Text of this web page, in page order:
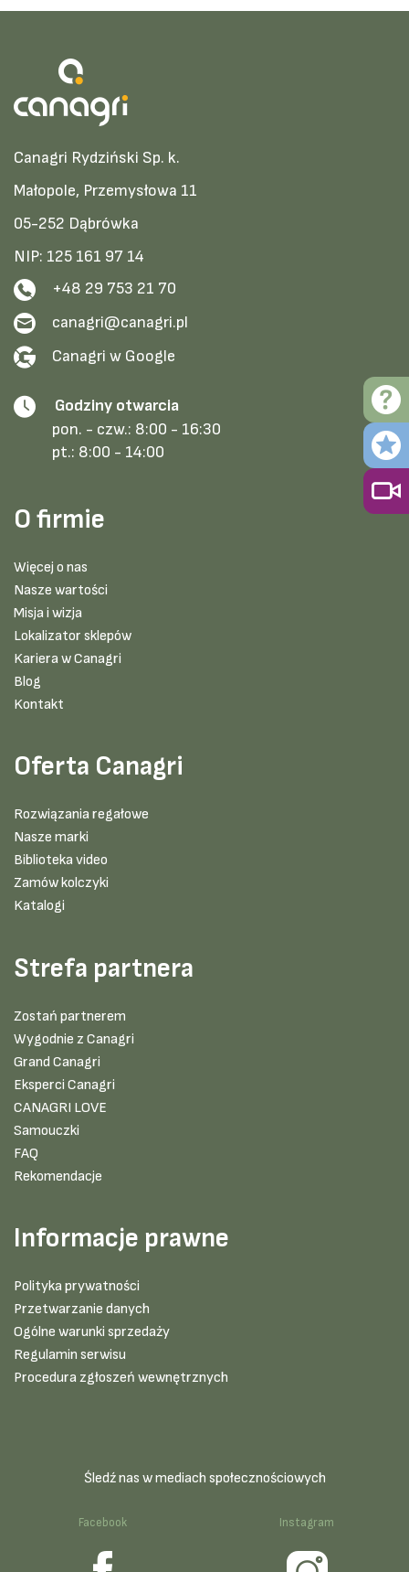
Canagri Rydziński Sp. k.
Małopole, Przemysłowa 11
05-252 Dąbrówka
NIP: 125 161 97 14
+48 29 753 21 70
canagri@canagri.pl
Canagri w Google
Godziny otwarcia
pon. - czw.: 8:00 - 16:30
pt.: 8:00 - 14:00
O firmie
Więcej o nas
Nasze wartości
Misja i wizja
Lokalizator sklepów
Kariera w Canagri
Blog
Kontakt
Oferta Canagri
Rozwiązania regałowe
Nasze marki
Biblioteka video
Zamów kolczyki
Katalogi
Strefa partnera
Zostań partnerem
Wygodnie z Canagri
Grand Canagri
Eksperci Canagri
CANAGRI LOVE
Samouczki
FAQ
Rekomendacje
Informacje prawne
Polityka prywatności
Przetwarzanie danych
Ogólne warunki sprzedaży
Regulamin serwisu
Procedura zgłoszeń wewnętrznych
Śledź nas w mediach społecznościowych
Facebook Instagram